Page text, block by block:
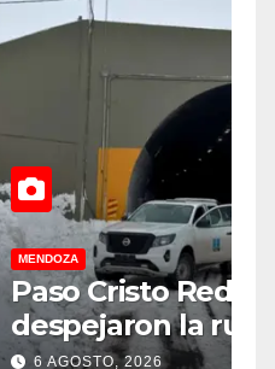
en Las
otro